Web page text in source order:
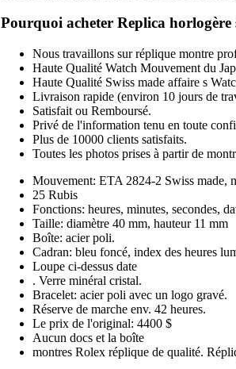
Pourquoi acheter Replica horlogère
Nous travaillons sur réplique montre
Haute Qualité Watch Mouvement du
Haute Qualité Swiss made affaire s
Livraison rapide (environ 10 jours de
Satisfait ou Remboursé.
Privé de l'information tenu en toute
Plus de 10000 clients satisfaits.
Toutes les photos prises à partir de
Mouvement: ETA 2824-2 Swiss made,
25 Rubis
Fonctions: heures, minutes, secondes,
Taille: diamètre 40 mm, hauteur 11 mm
Boîte: acier poli.
Cadran: bleu foncé, index des heures
Loupe ci-dessus date
. Verre minéral cristal.
Bracelet: acier poli avec un logo gravé.
Réserve de marche env. 42 heures.
Le prix de l'original: 4400 $
Aucun docs et la boîte
montres Rolex réplique de qualité.